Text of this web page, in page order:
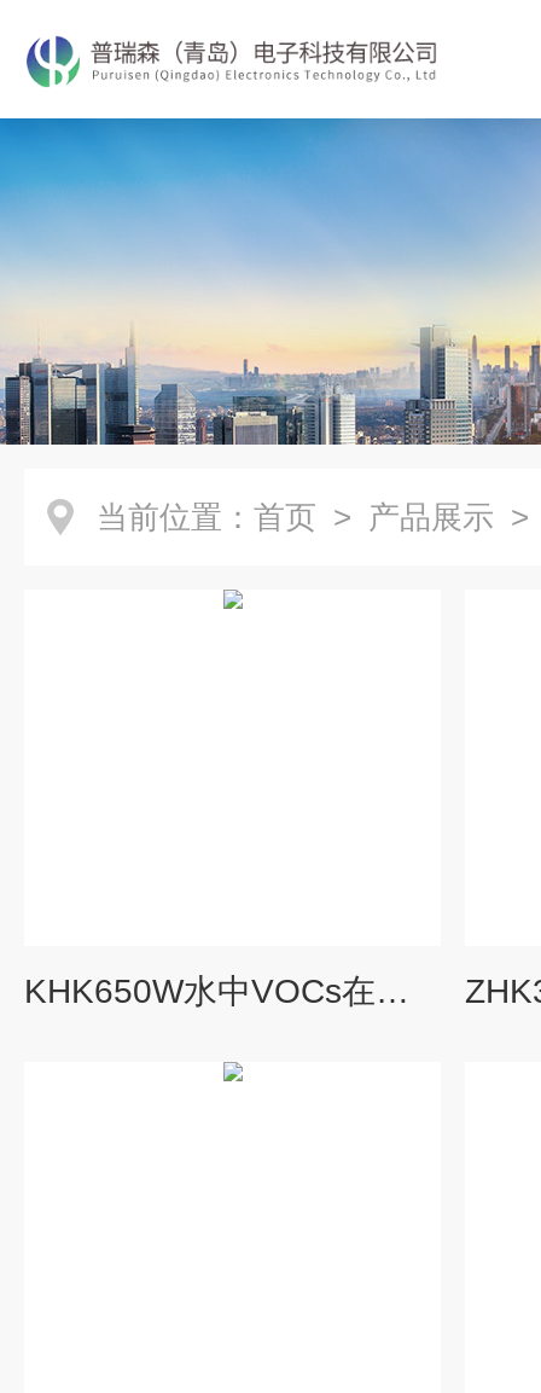
当前位置： 首页 > 产品展示
KHK650W水中VOCs在线自动监测系统